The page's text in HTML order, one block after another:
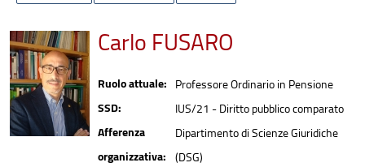
Carlo FUSARO
Ruolo attuale: Professore Ordinario in Pensione
SSD: IUS/21 - Diritto pubblico comparato
Afferenza
organizzativa:
Dipartimento di Scienze Giuridiche
(DSG)